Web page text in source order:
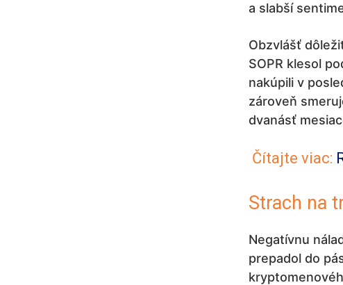
a slabší
Obzvlášť
SOPR klesol
nakúpili v
zároveň
dvanásť
Čítajte viac:
Strach na
Negatívnu
prepadol do